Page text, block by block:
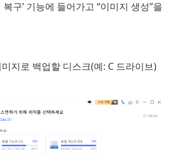
구’ 기능에 들어가고 “이미지 생성”을
지로 백업할 디스크(예: C 드라이브)